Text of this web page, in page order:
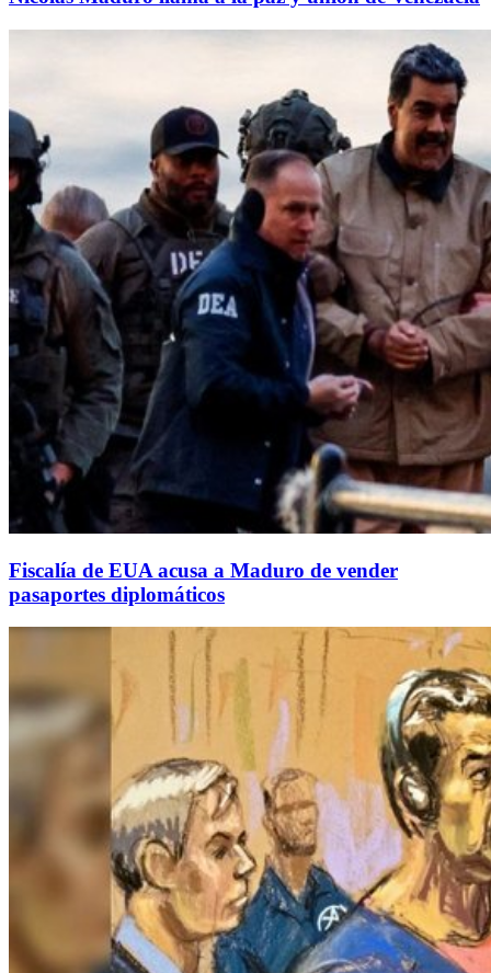
Fiscalía de EUA acusa a Maduro de vender
pasaportes diplomáticos